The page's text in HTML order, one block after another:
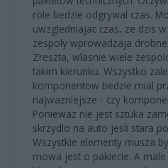
role bedzie odgrywal czas.
uwzgledniajac czas, ze dzis
zespoly wprowadzaja
Zreszta, wlasnie wiele
takim kierunku. Wszystko
komponentow bedzie mial
najwazniejsze - czy
Poniewaz nie jest sztuka
skrzydlo na auto jesli stara
Wszystkie elementy musza
mowa jest o pakiecie. A